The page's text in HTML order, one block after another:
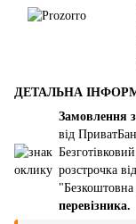
ДЕТАЛЬНА
Замовлення
від
розстрочка
"Безкоштовна
перевізника.